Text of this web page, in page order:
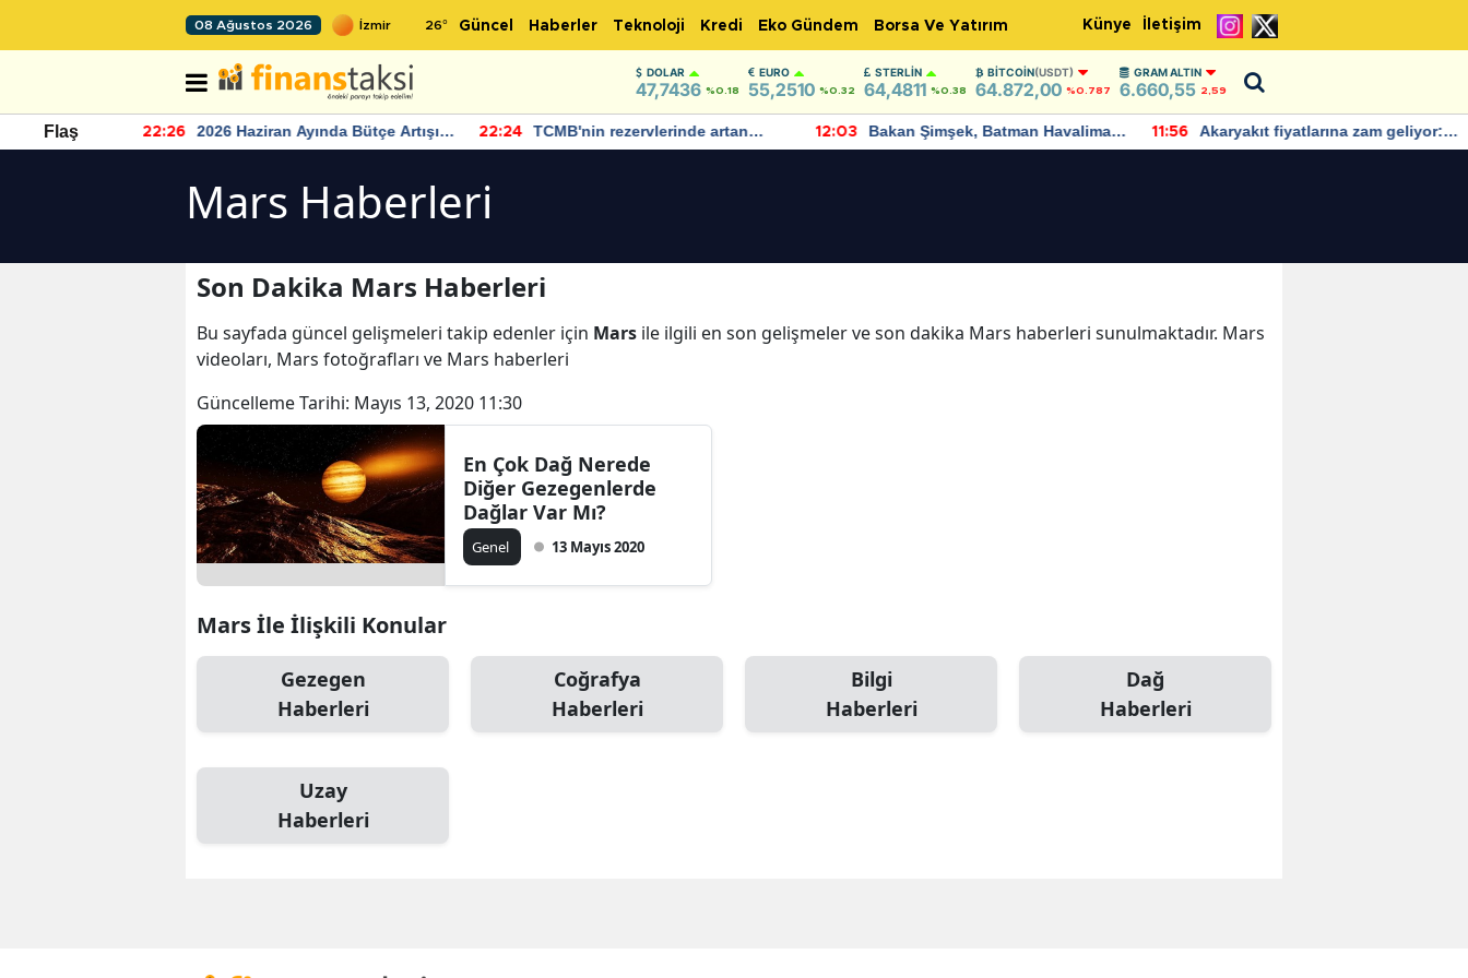
08 Ağustos 2026 26° Güncel Haberler Teknoloji Kredi Eko Gündem Borsa Ve Yatırım Künye İletişim
DOLAR
47,7436 %0.18
EURO
55,2510 %0.32
STERLIN
64,4811 %0.38
BITCOIN(USDT)
64.872,00 %0.787
GRAM ALTIN
6.660,55 2,59
Flaş 22:26
2026 Haziran Ayında Bütçe Artışı
Yaşandı
22:24
TCMB'nin rezervlerinde artan
momentum devam ediyor
12:03
Bakan Şimşek, Batman Havalimanı
için umut verici açıklamalarda
11:56
Akaryakıt fiyatlarına zam geliyor:
Yeni tarih açıklandı
Mars Haberleri
Son Dakika Mars Haberleri
Bu sayfada güncel gelişmeleri takip edenler için Mars ile ilgili en son gelişmeler ve son dakika Mars haberleri sunulmaktadır. Mars
videoları, Mars fotoğrafları ve Mars haberleri
Güncelleme Tarihi: Mayıs 13, 2020 11:30
En Çok Dağ Nerede
Diğer Gezegenlerde
Dağlar Var Mı?
Genel 13 Mayıs 2020
Mars İle İlişkili Konular
Gezegen
Haberleri
Coğrafya
Haberleri
Bilgi
Haberleri
Dağ
Haberleri
Uzay
Haberleri